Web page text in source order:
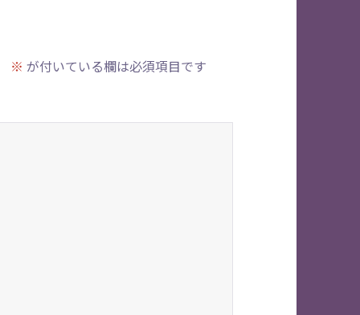
※ が付いている欄は必須項目です